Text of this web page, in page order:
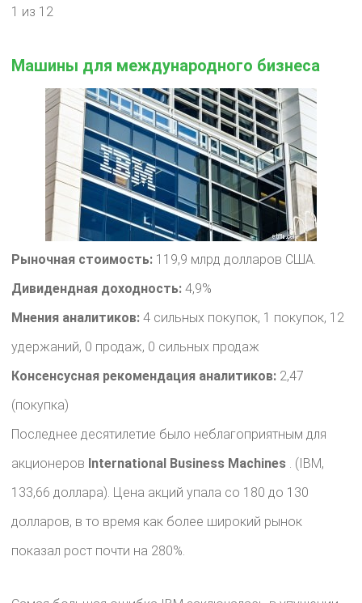
1 из 12
Машины для международного бизнеса
Рыночная стоимость: 119,9 млрд долларов США.
Дивидендная доходность: 4,9%
Мнения аналитиков: 4 сильных покупок, 1 покупок, 12
удержаний, 0 продаж, 0 сильных продаж
Консенсусная рекомендация аналитиков: 2,47
(покупка)
Последнее десятилетие было неблагоприятным для
акционеров International Business Machines . (IBM,
133,66 доллара). Цена акций упала со 180 до 130
долларов, в то время как более широкий рынок
показал рост почти на 280%.